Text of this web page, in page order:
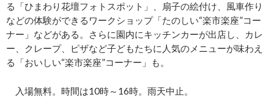
る「ひまわり花壇フォトスポット」、扇子の絵付け、風車作り
などの体験ができるワークショップ「たのしい“楽市楽座”コー
ナー」などがある。さらに園内にキッチンカーが出店し、カレ
ー、クレープ、ピザなど子どもたちに人気のメニューが味わえ
る「おいしい“楽市楽座”コーナー」も。
入場無料。時間は10時～16時。雨天中止。